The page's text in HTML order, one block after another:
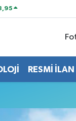
RESMİ İLAN